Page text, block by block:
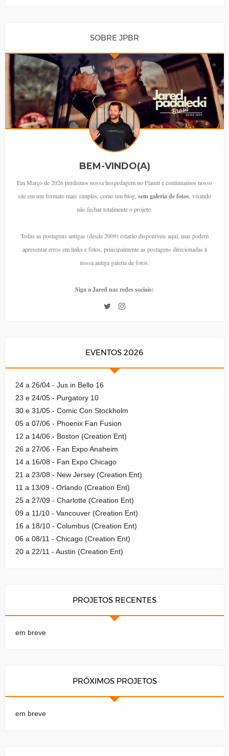
SOBRE JPBR
BEM-VINDO(A)
Em Março de 2026 perdemos nossa hospedagem no Flaunt e continuamos nosso
site em um formato mais simples, como um blog, sem galeria de fotos , visando
não fechar totalmente o projeto.
Todas as postagens antigas (desde 2009) estarão disponíveis aqui, mas podem
apresentar erros em links e fotos, principalmente as postagens direcionadas à
nossa antiga galeria de fotos.
Siga o Jared nas redes sociais:
EVENTOS 2026
24 a 26/04 - Jus in Bello 16
23 e 24/05 - Purgatory 10
30 e 31/05 - Comic Con Stockholm
05 a 07/06 - Phoenix Fan Fusion
12 a 14/06 - Boston (Creation Ent)
26 a 27/06 - Fan Expo Anaheim
14 a 16/08 - Fan Expo Chicago
21 a 23/08 - New Jersey (Creation Ent)
11 a 13/09 - Orlando (Creation Ent)
25 a 27/09 - Charlotte (Creation Ent)
09 a 11/10 - Vancouver (Creation Ent)
16 a 18/10 - Columbus (Creation Ent)
06 a 08/11 - Chicago (Creation Ent)
20 a 22/11 - Austin (Creation Ent)
PROJETOS RECENTES
em breve
PRÓXIMOS PROJETOS
em breve